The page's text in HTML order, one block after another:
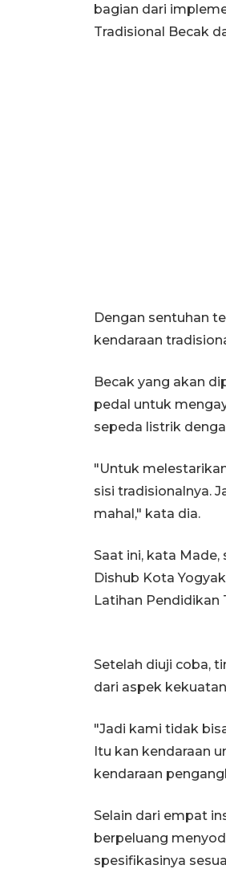
bagian dari
Tradisional Becak
Dengan sentuhan
kendaraan
Becak yang akan
pedal untuk
sepeda listrik
"Untuk
sisi tradisionalnya.
mahal," kata dia.
Saat ini, kata
Dishub Kota
Latihan Pendidikan
Setelah diuji coba,
dari aspek
"Jadi kami tidak
Itu kan kendaraan
kendaraan
Selain dari empat
berpeluang
spesifikasinya